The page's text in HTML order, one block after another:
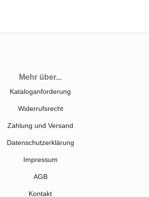
Mehr über...
Kataloganforderung
Widerrufsrecht
Zahlung und Versand
Datenschutzerklärung
Impressum
AGB
Kontakt